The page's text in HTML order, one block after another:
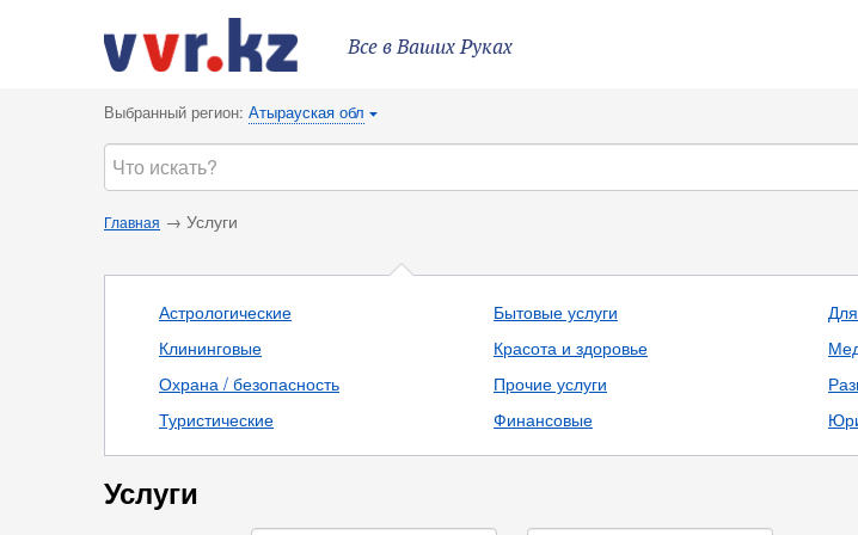
Все в Ваших Руках
Выбранный регион: Атырауская обл {
Главная → Услуги
Астрологические
Клининговые
Охрана / безопасность
Туристические
Бытовые услуги
Красота и здоровье
Прочие услуги
Финансовые
Услуги